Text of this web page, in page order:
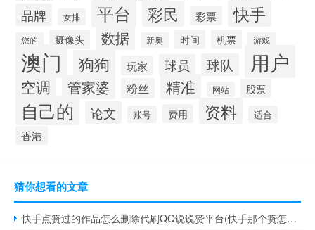
品牌 女排 平台 彩民 彩票 快手
您的 摄像头 数据 新奥 时间 机票 游戏
澳门 狗狗 玩家 球员 球队 用户
空调 管家婆 粉丝 精准 网站 股票
自己的 论文 账号 费用 资料 适合
香港
猜你想看的文章
快手点赞过的作品怎么删除代刷QQ说说赞平台(快手那个赞怎么删除)